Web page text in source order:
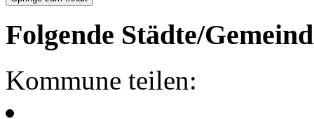
Folgende Städte/
Kommune teilen: